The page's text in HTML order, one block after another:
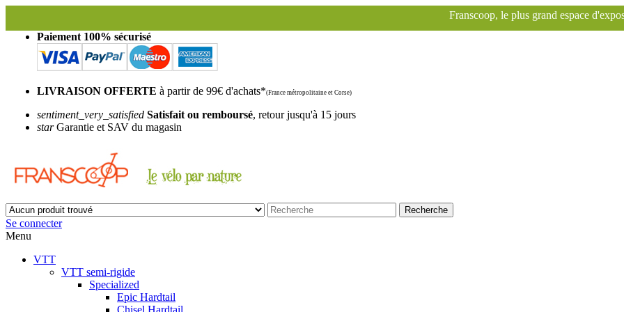
Franscoop, le plus grand espace d'exposition Specialized
Paiement 100% sécurisé
LIVRAISON OFFERTE à partir de 99€ d'achats*(France métropolitaine et Corse)
sentiment_very_satisfied Satisfait ou remboursé, retour jusqu'à 15 jours
starGarantie et SAV du magasin
Recherche
Se connecter
Menu
VTT
VTT semi-rigide
Specialized
Epic Hardtail
Chisel Hardtail